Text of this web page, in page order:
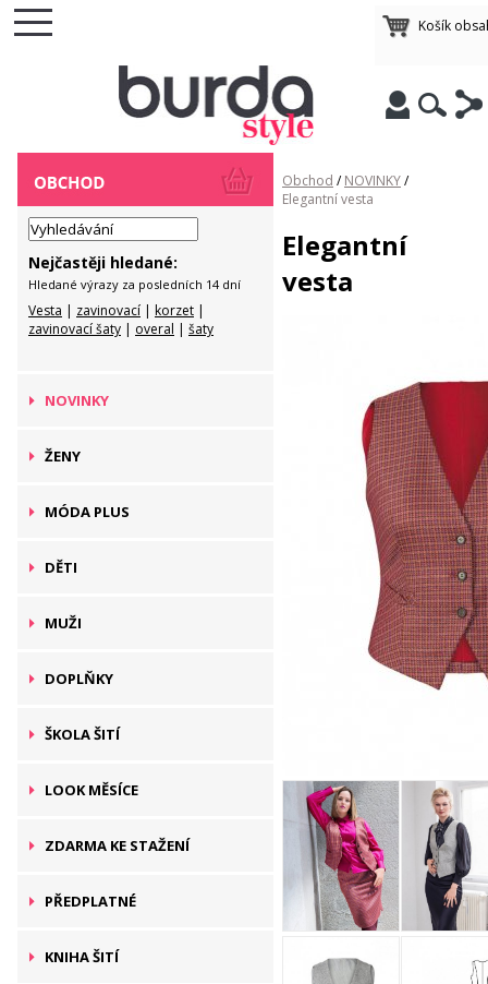
Košík
Nejčastěji hledané:
Hledané výrazy za posledních 14 dní
Vesta | zavinovací | korzet |
zavinovací šaty | overal | šaty
NOVINKY
ŽENY
MÓDA PLUS
DĚTI
MUŽI
DOPLŇKY
ŠKOLA ŠITÍ
LOOK MĚSÍCE
ZDARMA KE STAŽENÍ
PŘEDPLATNÉ
KNIHA ŠITÍ
Obchod / NOVINKY/
Elegantní vesta
Elegantní
vesta